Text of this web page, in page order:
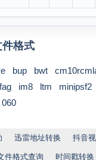
格式
bup bwt
fag im8 ltm minipsf2
060
迅雷地址转换 抖音
件格式查询 时间戳转换